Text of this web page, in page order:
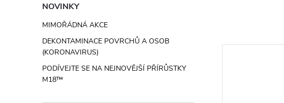
NOVINKY
MIMOŘÁDNÁ AKCE
DEKONTAMINACE POVRCHŮ A OSOB
(KORONAVIRUS)
PODÍVEJTE SE NA NEJNOVĚJŠÍ PŘÍRŮSTKY
M18™